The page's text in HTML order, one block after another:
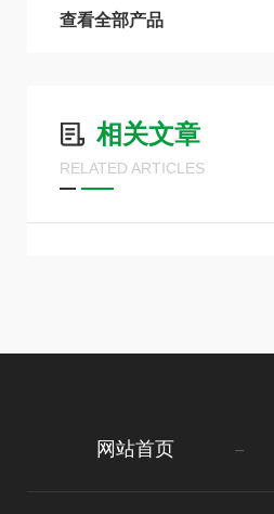
查看全部产品
相关文章
RELATED ARTICLES
网站首页